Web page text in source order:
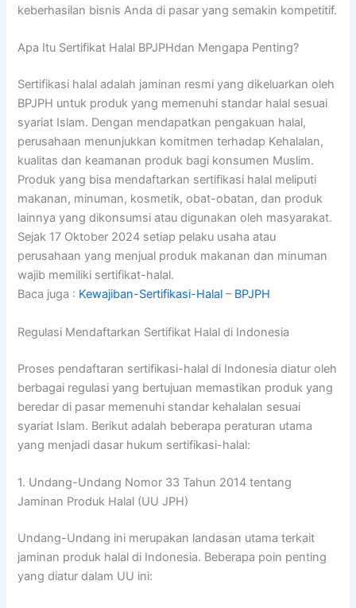
keberhasilan bisnis Anda di pasar yang semakin kompetitif.
Apa Itu Sertifikat Halal BPJPHdan Mengapa Penting?
Sertifikasi halal adalah jaminan resmi yang dikeluarkan oleh
BPJPH untuk produk yang memenuhi standar halal sesuai
syariat Islam. Dengan mendapatkan pengakuan halal,
perusahaan menunjukkan komitmen terhadap Kehalalan,
kualitas dan keamanan produk bagi konsumen Muslim.
Produk yang bisa mendaftarkan sertifikasi halal meliputi
makanan, minuman, kosmetik, obat-obatan, dan produk
lainnya yang dikonsumsi atau digunakan oleh masyarakat.
Sejak 17 Oktober 2024 setiap pelaku usaha atau
perusahaan yang menjual produk makanan dan minuman
wajib memiliki sertifikat-halal.
Baca juga : Kewajiban-Sertifikasi-Halal – BPJPH
Regulasi Mendaftarkan Sertifikat Halal di Indonesia
Proses pendaftaran sertifikasi-halal di Indonesia diatur oleh
berbagai regulasi yang bertujuan memastikan produk yang
beredar di pasar memenuhi standar kehalalan sesuai
syariat Islam. Berikut adalah beberapa peraturan utama
yang menjadi dasar hukum sertifikasi-halal:
1. Undang-Undang Nomor 33 Tahun 2014 tentang
Jaminan Produk Halal (UU JPH)
Undang-Undang ini merupakan landasan utama terkait
jaminan produk halal di Indonesia. Beberapa poin penting
yang diatur dalam UU ini: